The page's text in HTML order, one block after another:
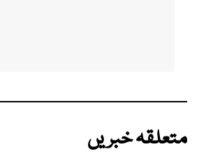
متعلقہ خبریں